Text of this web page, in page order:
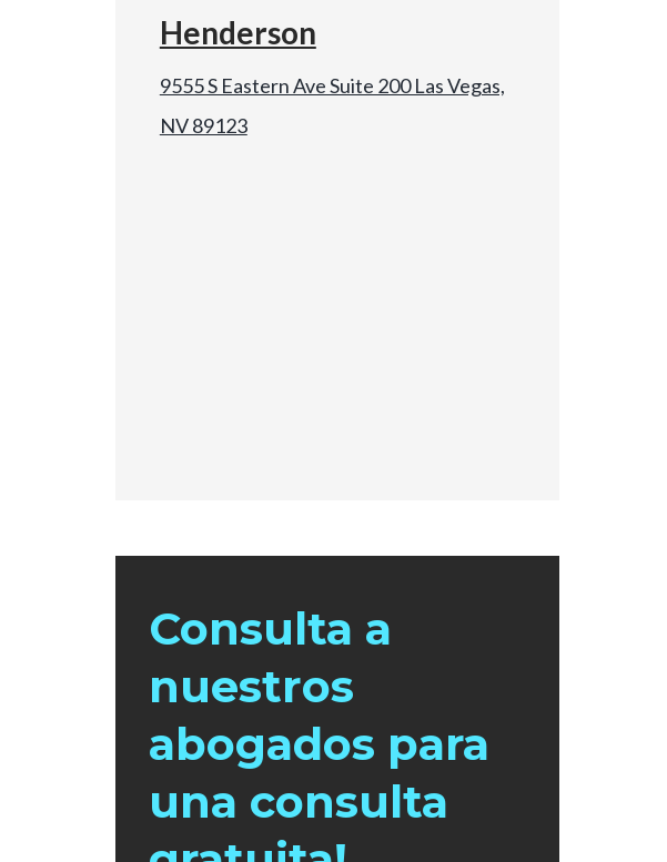
Henderson
9555 S Eastern Ave Suite 200 Las Vegas,
NV 89123
Consulta a
nuestros
abogados para
una consulta